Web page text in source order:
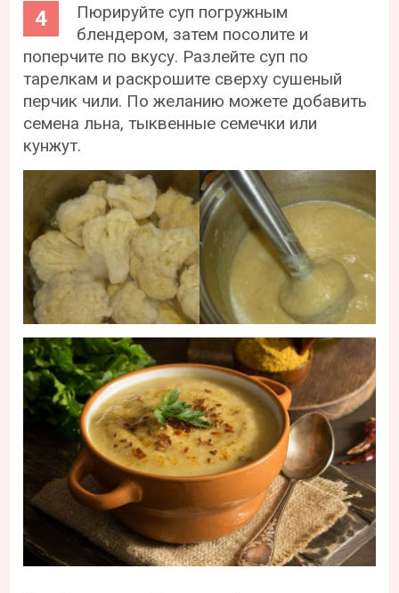
Пюрируйте суп погружным
блендером, затем посолите и
поперчите по вкусу. Разлейте суп по
тарелкам и раскрошите сверху сушеный
перчик чили. По желанию можете добавить
семена льна, тыквенные семечки или
кунжут.